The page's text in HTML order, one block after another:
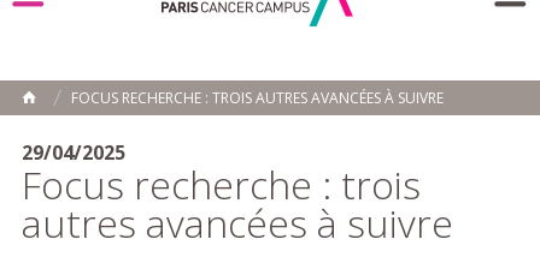
Toggle
ACCUEIL
FOCUS RECHERCHE : TROIS AUTRES AVANCÉES À SUIVRE
29/04/2025
Focus recherche : trois
autres avancées à suivre